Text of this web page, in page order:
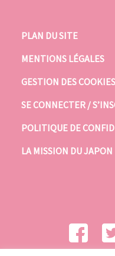
PLAN DU SITE
MENTIONS LÉGALES
GESTION DES COOKIES
SE CONNECTER /
POLITIQUE DE
LA MISSION DU JAPON